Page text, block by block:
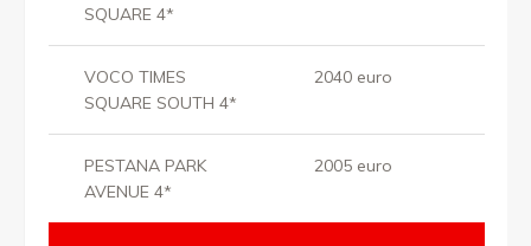
SQUARE 4*
VOCO TIMES
SQUARE SOUTH 4*
2040 euro
PESTANA PARK
AVENUE 4*
2005 euro